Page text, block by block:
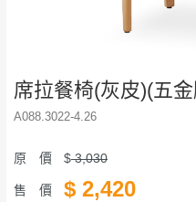
席拉餐椅(灰皮)(五
A088.3022-4.26
原 價 $3,030
售 價 $ 2,420